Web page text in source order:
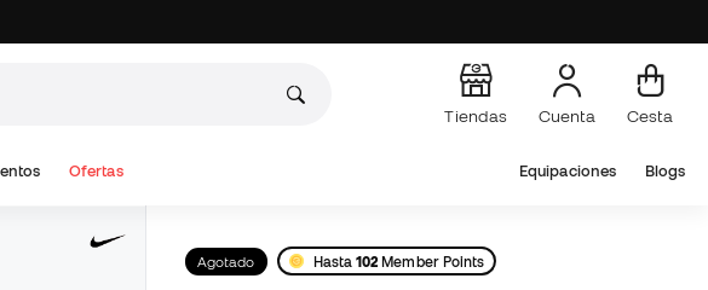
Tiendas Cuenta Cesta
Ofertas Equipaciones Blogs
Agotado Hasta102 Member Points